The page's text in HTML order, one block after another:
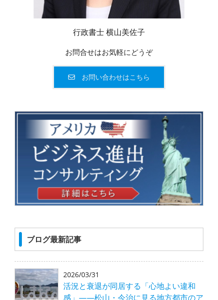
行政書士 横山美佐子
お問合せはお気軽にどうぞ
お問い合わせはこちら
ブログ最新記事
2026/03/31
活況と衰退が同居する「心地よい違和
感」――松山・今治に見る地方都市のア